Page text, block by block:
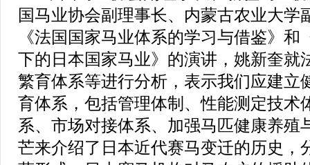
国马业协会副理事长、内蒙古农业大学
《法国国家马业体系的学习与借鉴》
下的日本国家马业》的演讲，姚新奎就
繁育体系等进行分析，表示我们应建立
育体系，包括管理体制、性能测定技术
系、市场对接体系、加强马匹健康养殖
芒来介绍了日本近代赛马变迁的历史，